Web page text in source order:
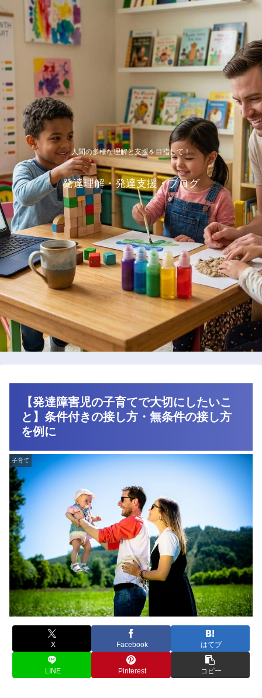
人間の多様な理解と支援を目指して！
発達理解・発達支援・ブログ
【発達障害児の子育てで大切にしたいこ
と】条件付きの接し方・無条件の接し方
を例に
子育て
X Facebook はてブ
LINE Pinterest コピー